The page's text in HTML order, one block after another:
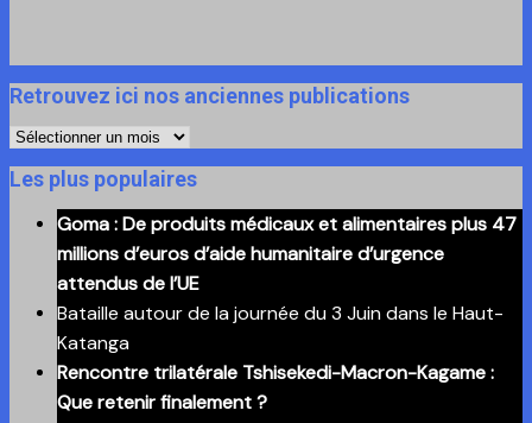
Retrouvez ici nos anciennes publications
Retrouvez
ici
anciennes
publications
Les plus populaires
Goma : De produits médicaux et alimentaires plus 47
millions d’euros d’aide humanitaire d’urgence
attendus de l’UE
Bataille autour de la journée du 3 Juin dans le Haut-
Katanga
Rencontre trilatérale Tshisekedi-Macron-Kagame :
Que retenir finalement ?